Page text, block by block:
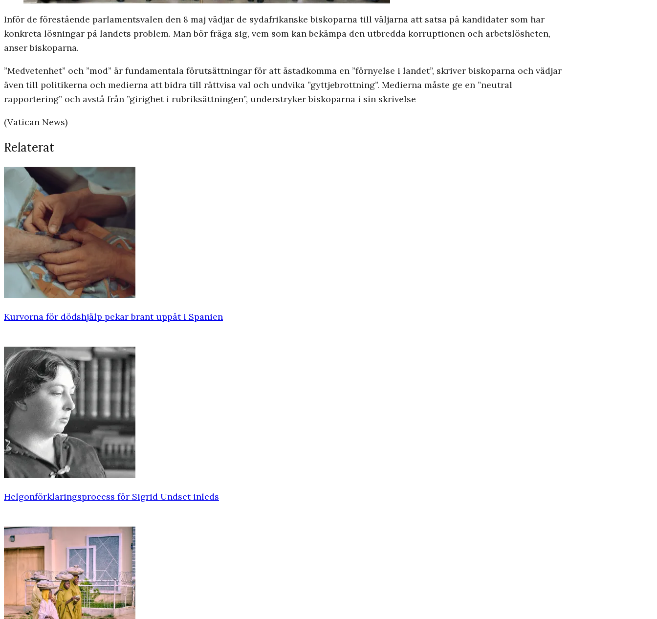
Inför de förestående parlamentsvalen den 8 maj vädjar de sydafrikanske biskoparna till väljarna att satsa på kandidater som har
konkreta lösningar på landets problem. Man bör fråga sig, vem som kan bekämpa den utbredda korruptionen och arbetslösheten,
anser biskoparna.
”Medvetenhet” och ”mod” är fundamentala förutsättningar för att åstadkomma en ”förnyelse i landet”, skriver biskoparna och vädjar
även till politikerna och medierna att bidra till rättvisa val och undvika ”gyttjebrottning”. Medierna måste ge en ”neutral
rapportering” och avstå från ”girighet i rubriksättningen”, understryker biskoparna i sin skrivelse
(Vatican News)
Relaterat
Kurvorna för dödshjälp pekar brant uppåt i Spanien
Helgonförklaringsprocess för Sigrid Undset inleds